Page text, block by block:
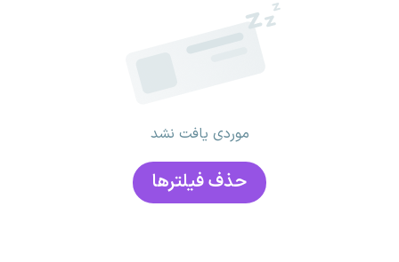
موردی یافت نشد
حذف فیلتر‌ها